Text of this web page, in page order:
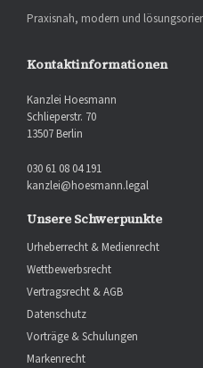
Praxisnah, modern und
Kontaktinformationen
Kanzlei Hoesmann
Schlieperstr. 70
13507 Berlin
030 61 08 04 191
kanzlei@hoesmann.legal
Unsere Schwerpunkte
Urheberrecht & Medienrecht
Wettbewerbsrecht
Vertragsrecht & AGB
Datenschutz
Vorträge & Schulungen
Markenrecht